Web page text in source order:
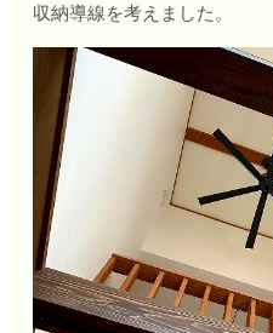
収納導線を考えました。